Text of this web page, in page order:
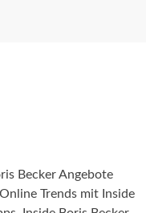
Becker Angebote
Trends mit Inside